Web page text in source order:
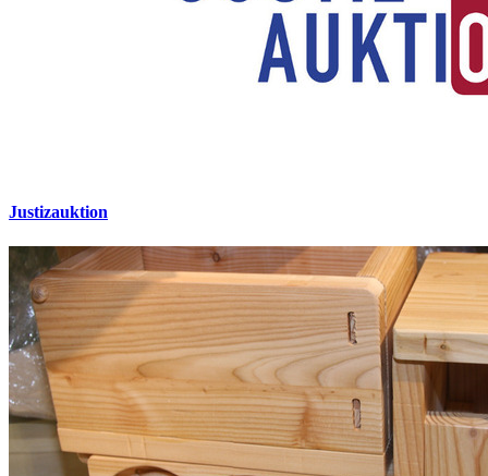
RechtSpecial - Schiedsleute helfen Streit schlichten!
Justizauktion